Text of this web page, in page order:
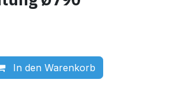
In den Warenkorb